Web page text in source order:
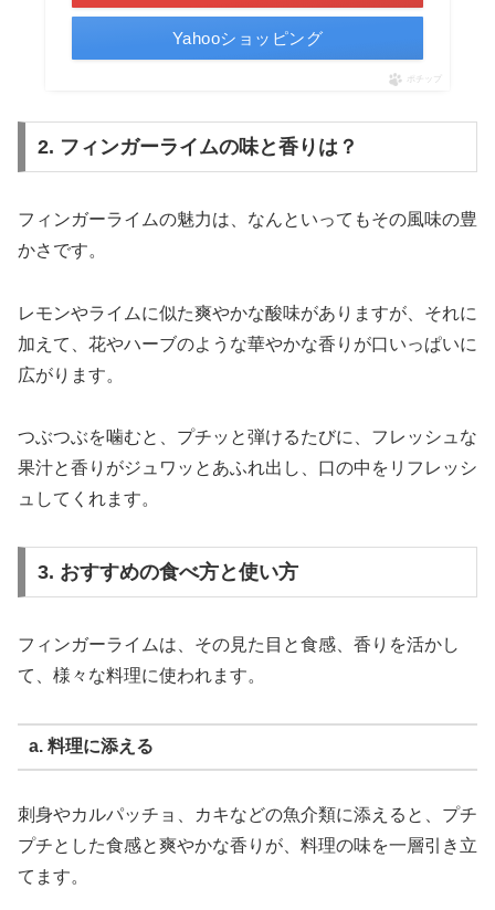
Yahooショッピング
ポチップ
2. フィンガーライムの味と香りは？
フィンガーライムの魅力は、なんといってもその風味の豊
かさです。
レモンやライムに似た爽やかな酸味がありますが、それに
加えて、花やハーブのような華やかな香りが口いっぱいに
広がります。
つぶつぶを噛むと、プチッと弾けるたびに、フレッシュな
果汁と香りがジュワッとあふれ出し、口の中をリフレッシ
ュしてくれます。
3. おすすめの食べ方と使い方
フィンガーライムは、その見た目と食感、香りを活かし
て、様々な料理に使われます。
a. 料理に添える
刺身やカルパッチョ、カキなどの魚介類に添えると、プチ
プチとした食感と爽やかな香りが、料理の味を一層引き立
てます。